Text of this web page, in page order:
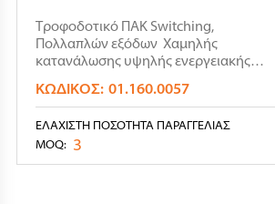
Τροφοδοτικό ΠΑΚ Switching,
Πολλαπλών εξόδων Χαμηλής
κατανάλωσης υψηλής ενεργειακής
ΚΩΔΙΚΌΣ: 01.160.0057
ΕΛΆΧΙΣΤΗ ΠΟΣΌΤΗΤΑ ΠΑΡΑΓΓΕΛΊΑΣ
MOQ: 3